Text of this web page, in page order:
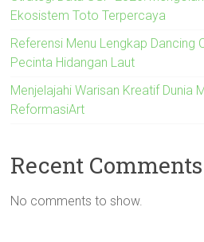
Ekosistem Toto Terpercaya
Referensi Menu Lengkap Dancing
Pecinta Hidangan Laut
Menjelajahi Warisan Kreatif Dunia
ReformasiArt
Recent Comments
No comments to show.